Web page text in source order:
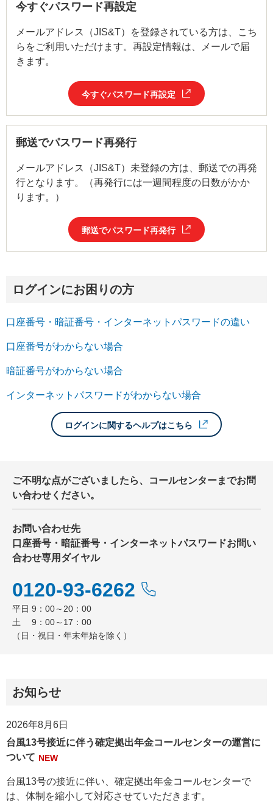
今すぐパスワード再設定
メールアドレス（JIS&T）を登録されている方は、こち
らをご利用いただけます。再設定情報は、メールで届
きます。
今すぐパスワード再設定
郵送でパスワード再発行
メールアドレス（JIS&T）未登録の方は、郵送での再発
行となります。（再発行には一週間程度の日数がかか
ります。）
郵送でパスワード再発行
ログインにお困りの方
口座番号・暗証番号・インターネットパスワードの違い
口座番号がわからない場合
暗証番号がわからない場合
インターネットパスワードがわからない場合
ログインに関するヘルプはこちら
ご不明な点がございましたら、コールセンターまでお問
い合わせください。
お問い合わせ先
口座番号・暗証番号・インターネットパスワードお問い
合わせ専用ダイヤル
0120-93-6262
平日 9：00～20：00
土 9：00～17：00
（日・祝日・年末年始を除く）
お知らせ
2026年8月6日
台風13号接近に伴う確定拠出年金コールセンターの運営に
ついて NEW
台風13号の接近に伴い、確定拠出年金コールセンターで
は、体制を縮小して対応させていただきます。